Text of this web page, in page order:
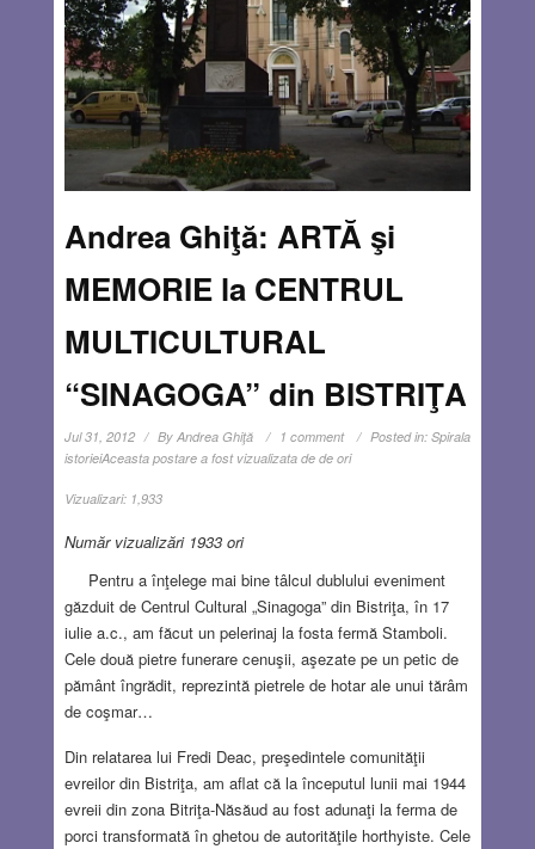
Andrea Ghiţă: ARTĂ şi
MEMORIE la CENTRUL
MULTICULTURAL
“SINAGOGA” din BISTRIŢA
Jul 31, 2012 By Andrea Ghiţă 1 comment Posted in: Spirala
istorieiAceasta postare a fost vizualizata de de ori
Vizualizari: 1,933
Număr vizualizări 1933 ori
Pentru a înţelege mai bine tâlcul dublului eveniment
găzduit de Centrul Cultural „Sinagoga” din Bistriţa, în 17
iulie a.c., am făcut un pelerinaj la fosta fermă Stamboli.
Cele două pietre funerare cenuşii, aşezate pe un petic de
pământ îngrădit, reprezintă pietrele de hotar ale unui tărâm
de coşmar…
Din relatarea lui Fredi Deac, preşedintele comunităţii
evreilor din Bistriţa, am aflat că la începutul lunii mai 1944
evreii din zona Bitriţa-Năsăud au fost adunaţi la ferma de
porci transformată în ghetou de autorităţile horthyiste. Cele